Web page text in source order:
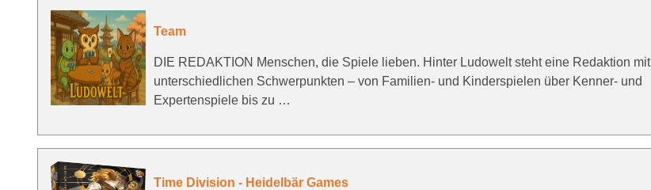
Team
DIE REDAKTION Menschen, die Spiele lieben. Hinter Ludowelt steht eine Redaktion mit
unterschiedlichen Schwerpunkten – von Familien- und Kinderspielen über Kenner- und
Expertenspiele bis zu …
Time Division - Heidelbär Games